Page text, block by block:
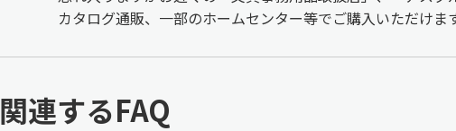
カタログ通販、一部のホームセンター等でご購入いただけます
関連するFAQ